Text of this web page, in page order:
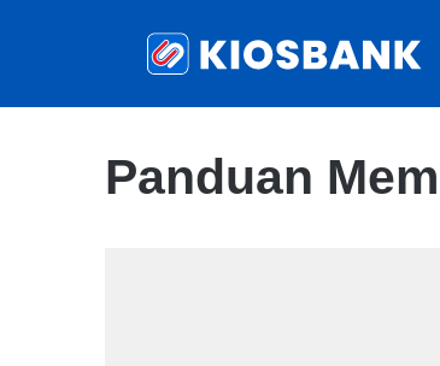
Panduan